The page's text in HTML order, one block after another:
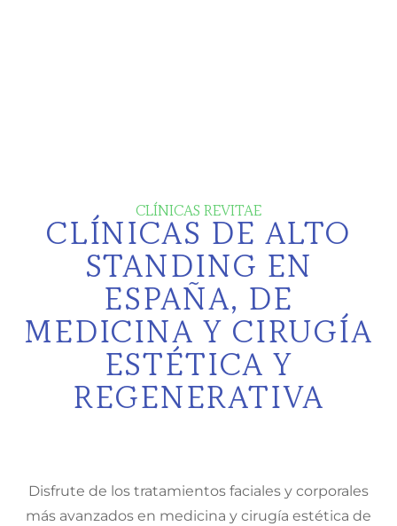
CLÍNICAS REVITAE
CLÍNICAS DE ALTO
STANDING EN
ESPAÑA, DE
MEDICINA Y CIRUGÍA
ESTÉTICA Y
REGENERATIVA
Disfrute de los tratamientos faciales y corporales
más avanzados en medicina y cirugía estética de